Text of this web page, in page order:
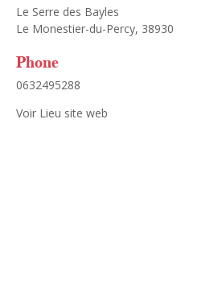
Le Serre des Bayles
Le Monestier-du-Percy, 38930
Phone
0632495288
Voir Lieu site web